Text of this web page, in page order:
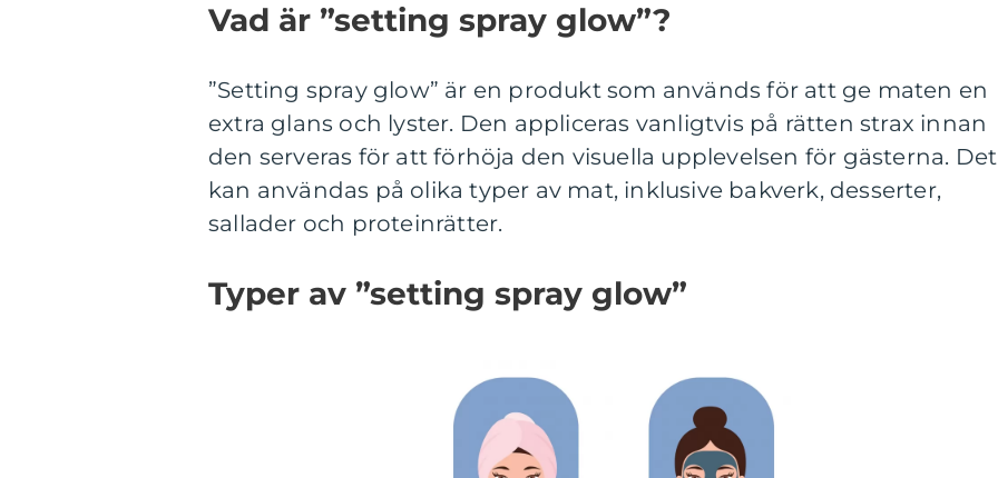
Vad är ”setting spray glow”?
”Setting spray glow” är en produkt som används för att ge maten en
extra glans och lyster. Den appliceras vanligtvis på rätten strax innan
den serveras för att förhöja den visuella upplevelsen för gästerna. Det
kan användas på olika typer av mat, inklusive bakverk, desserter,
sallader och proteinrätter.
Typer av ”setting spray glow”